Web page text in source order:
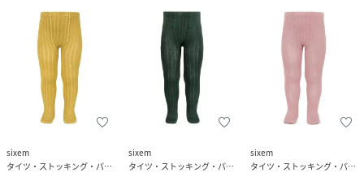
sixem
タイツ・ストッキング・パンスト
sixem
タイツ・ストッキング・パンスト
sixem
タイツ・ストッキング・パンスト